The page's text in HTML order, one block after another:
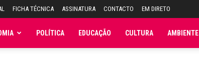
FICHA TÉCNICA ASSINATURA CONTACTO EM DIRETO
POLÍTICA EDUCAÇÃO CULTURA AMBIENTE